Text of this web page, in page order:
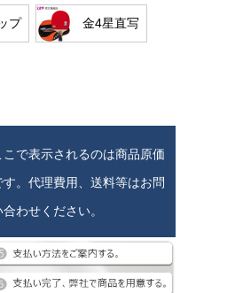
プ 金4星直写
こで表示されるのは商品原価
す。代理費用、送料等はお問
合わせください。